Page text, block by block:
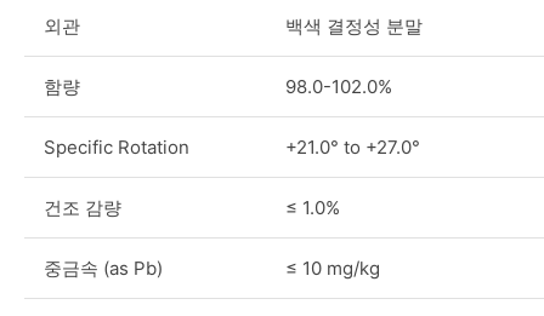
외관 백색 결정성 분말
함량 98.0-102.0%
Specific Rotation +21.0° to +27.0°
건조 감량 ≤ 1.0%
중금속 (as Pb) ≤ 10 mg/kg